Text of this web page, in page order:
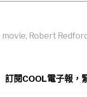
movie, Robert
訂閱COOL電子報，